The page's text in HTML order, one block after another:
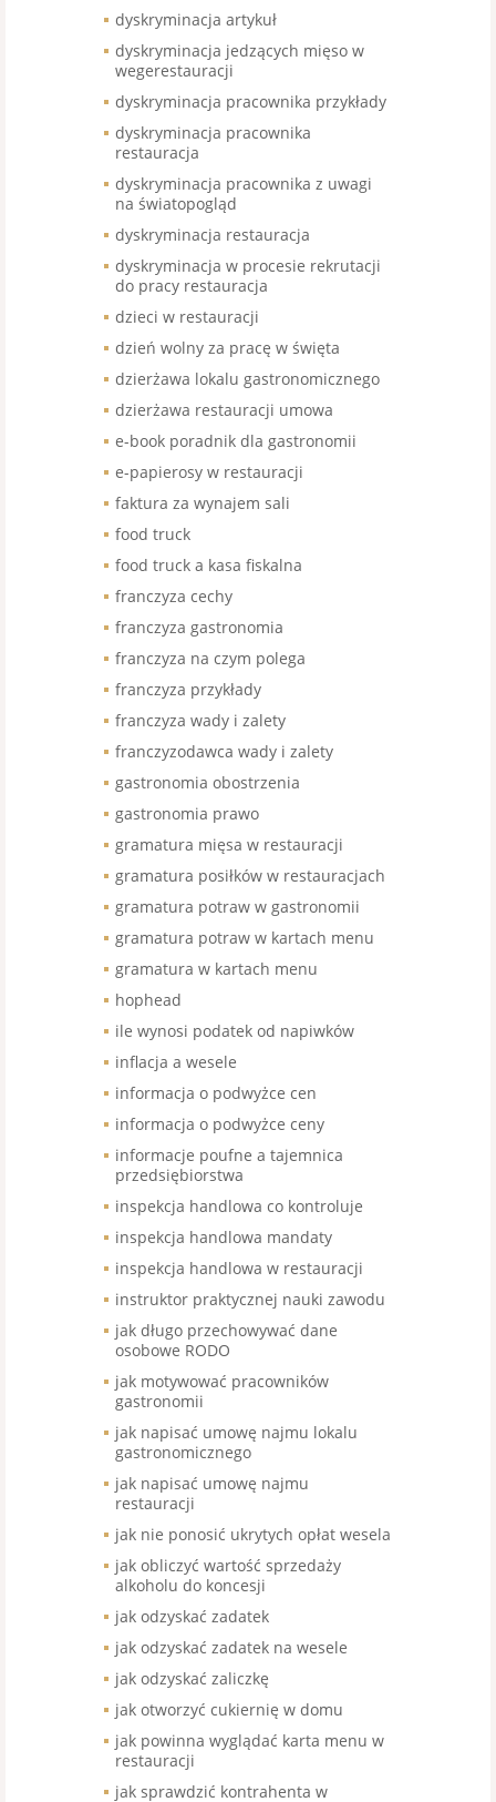
dyskryminacja artykuł
dyskryminacja jedzących mięso w
wegerestauracji
dyskryminacja pracownika przykłady
dyskryminacja pracownika
restauracja
dyskryminacja pracownika z uwagi
na światopogląd
dyskryminacja restauracja
dyskryminacja w procesie rekrutacji
do pracy restauracja
dzieci w restauracji
dzień wolny za pracę w święta
dzierżawa lokalu gastronomicznego
dzierżawa restauracji umowa
e-book poradnik dla gastronomii
e-papierosy w restauracji
faktura za wynajem sali
food truck
food truck a kasa fiskalna
franczyza cechy
franczyza gastronomia
franczyza na czym polega
franczyza przykłady
franczyza wady i zalety
franczyzodawca wady i zalety
gastronomia obostrzenia
gastronomia prawo
gramatura mięsa w restauracji
gramatura posiłków w restauracjach
gramatura potraw w gastronomii
gramatura potraw w kartach menu
gramatura w kartach menu
hophead
ile wynosi podatek od napiwków
inflacja a wesele
informacja o podwyżce cen
informacja o podwyżce ceny
informacje poufne a tajemnica
przedsiębiorstwa
inspekcja handlowa co kontroluje
inspekcja handlowa mandaty
inspekcja handlowa w restauracji
instruktor praktycznej nauki zawodu
jak długo przechowywać dane
osobowe RODO
jak motywować pracowników
gastronomii
jak napisać umowę najmu lokalu
gastronomicznego
jak napisać umowę najmu
restauracji
jak nie ponosić ukrytych opłat wesela
jak obliczyć wartość sprzedaży
alkoholu do koncesji
jak odzyskać zadatek
jak odzyskać zadatek na wesele
jak odzyskać zaliczkę
jak otworzyć cukiernię w domu
jak powinna wyglądać karta menu w
restauracji
jak sprawdzić kontrahenta w